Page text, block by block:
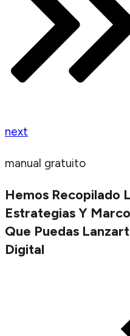
next
manual gratuito
Hemos Recopilado
Estrategias Y
Que Puedas
Digital